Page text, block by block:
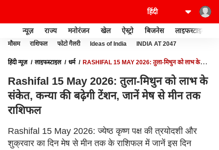
न्यूज़ राज्य मनोरंजन खेल ऐस्ट्रो बिजनेस लाइफस्टाइल
मौसम राशिफल फोटो गैलरी Ideas of India INDIA AT 2047
हिंदी न्यूज़ लाइफस्टाइल धर्म
RASHIFAL 15 MAY 2026: तुला-मिथुन को लाभ के
Rashifal 15 May 2026: तुला-मिथुन को लाभ के
संकेत, कन्या की बढे़गी टेंशन, जानें मेष से मीन तक
राशिफल
Rashifal 15 May 2026: ज्येष्ठ कृष्ण पक्ष की त्रयोदशी और
शुक्रवार का दिन मेष से मीन तक के राशिफल में जानें इस दिन